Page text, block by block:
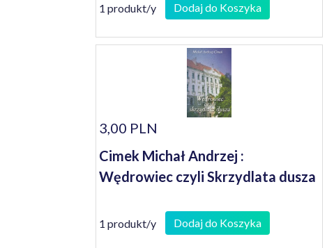
1 produkt/y Dodaj do Koszyka
3,00 PLN
Cimek Michał Andrzej :
Wędrowiec czyli Skrzydlata dusza
1 produkt/y Dodaj do Koszyka